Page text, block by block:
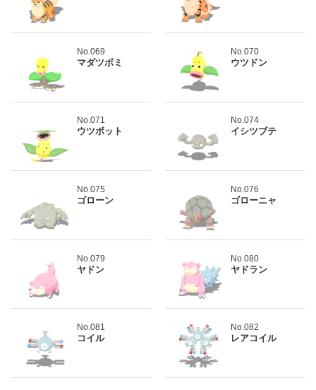
No.069
マダツボミ
No.070
ウツドン
No.071
ウツボット
No.074
イシツブテ
No.075
ゴローン
No.076
ゴローニャ
No.079
ヤドン
No.080
ヤドラン
No.081
コイル
No.082
レアコイル